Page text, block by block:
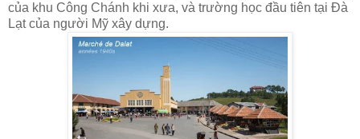
của khu Công Chánh khi xưa, và trường học đầu tiên tại Đà
Lạt của người Mỹ xây dựng.